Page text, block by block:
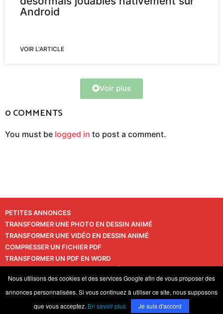
Android
VOIR L'ARTICLE
Voir plus
0 COMMENTS
You must be logged in to post a comment.
PETITES ANNONCES
TRANSFORMER UNE PHOTO EN DESSIN ANIMÉ
TRANSFORMER UNE VIDÉO EN DESSIN ANIMÉ
COMPRESSER UN FICHIER PDF
TRANSFORMER UN PDF EN WORD
VIE PRIVÉE
© 2026 LaPressedeFrance.fr
Nous utilisons des cookies et des services Google afin de vous proposer des
annonces personnalisées. Si vous continuez à utiliser ce site, nous supposons
que vous acceptez. En savoir plus Je suis d'accord